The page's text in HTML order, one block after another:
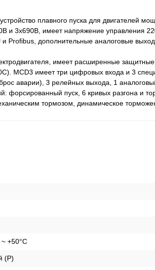
плавного пуска для двигателей
и 3х690В, имеет напряжение управления
Profibus, дополнительные аналоговые
имеет расширенные
MCD3 имеет три цифровых входа и 3
аварии), 3 релейных выхода, 1
форсированный пуск, 6 кривых разгона и
тормозом, динамическое
+50°C
(P)